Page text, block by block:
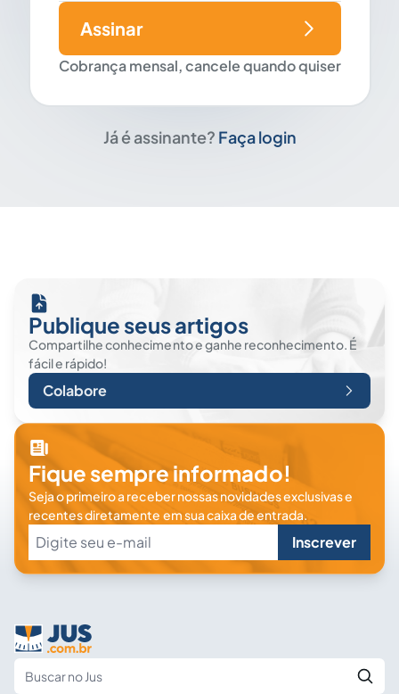
Cobrança mensal, cancele quando quiser
Assinar
Já é assinante? Faça login
Publique seus artigos
Compartilhe conhecimento e ganhe reconhecimento. É
fácil e rápido!
Colabore
Fique sempre informado!
Seja o primeiro a receber nossas novidades exclusivas e
recentes diretamente em sua caixa de entrada.
Inscrever